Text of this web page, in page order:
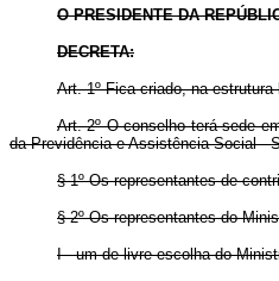
O PRESIDENTE DA
DECRETA:
Art. 1º Fica criado, na
Art. 2º O conselho terá sede
da Previdência e Assistência Social -
§ 1º Os representantes de
§ 2º Os representantes do
I - um de livre escolha do